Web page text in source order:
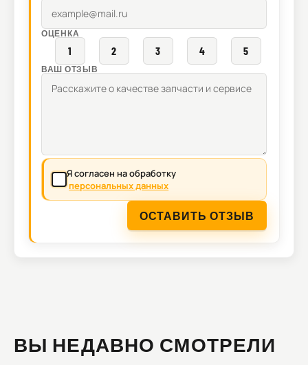
ОЦЕНКА
1 2 3 4 5
ВАШ ОТЗЫВ
Я согласен на обработку
персональных данных
ОСТАВИТЬ ОТЗЫВ
ВЫ НЕДАВНО СМОТРЕЛИ